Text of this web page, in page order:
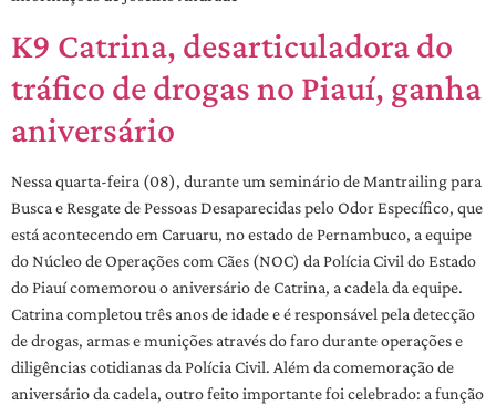
K9 Catrina, desarticuladora do
tráfico de drogas no Piauí, ganha
aniversário
Nessa quarta-feira (08), durante um seminário de Mantrailing para
Busca e Resgate de Pessoas Desaparecidas pelo Odor Específico, que
está acontecendo em Caruaru, no estado de Pernambuco, a equipe
do Núcleo de Operações com Cães (NOC) da Polícia Civil do Estado
do Piauí comemorou o aniversário de Catrina, a cadela da equipe.
Catrina completou três anos de idade e é responsável pela detecção
de drogas, armas e munições através do faro durante operações e
diligências cotidianas da Polícia Civil. Além da comemoração de
aniversário da cadela, outro feito importante foi celebrado: a função